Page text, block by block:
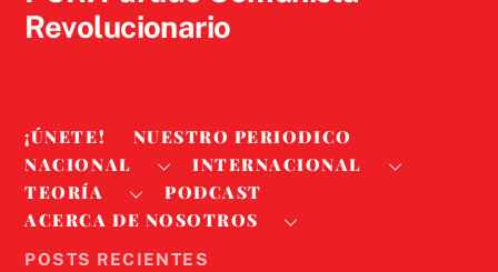
Revolucionario
¡ÚNETE!
NUESTRO PERIODICO
NACIONAL
INTERNACIONAL
TEORÍA
PODCAST
ACERCA DE NOSOTROS
POSTS RECIENTES